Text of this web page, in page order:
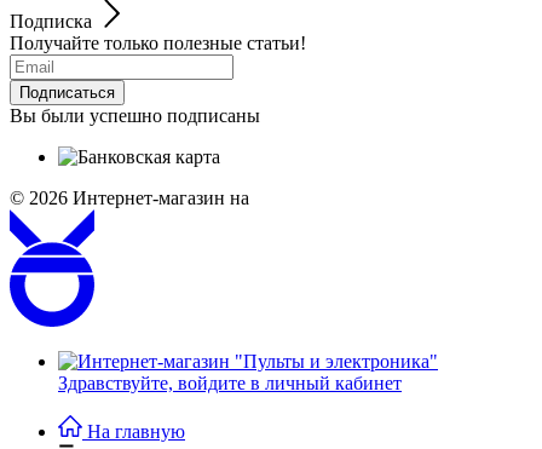
Подписка
Получайте только полезные статьи!
Подписаться
Вы были успешно подписаны
© 2026 Интернет-магазин на
Здравствуйте, войдите в личный кабинет
На главную